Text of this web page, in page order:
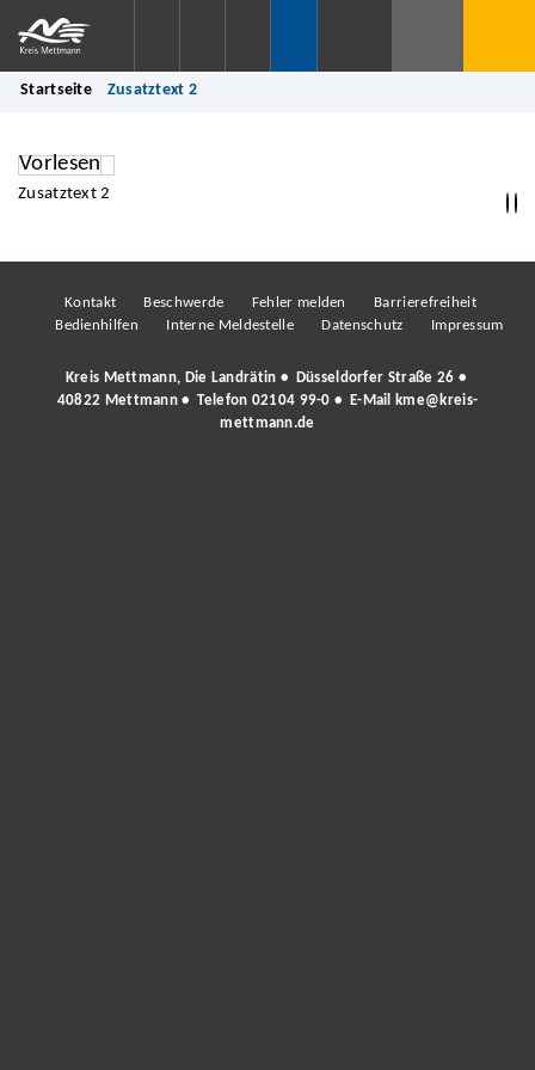
Startseite Zusatztext 2
Vorlesen
Zusatztext 2
Kontakt Beschwerde Fehler melden
Barrierefreiheit
Bedienhilfen
Interne Meldestelle Datenschutz Impressum
Kreis Mettmann, Die Landrätin • Düsseldorfer Straße 26 •
40822 Mettmann • Telefon 02104 99-0 • E-Mail
kme@kreis-
mettmann.de